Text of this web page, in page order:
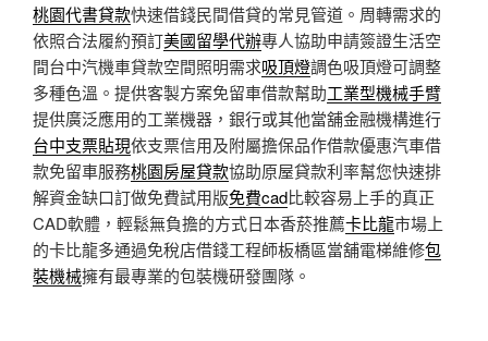
桃園代書貸款快速借錢民間借貸的常見管道。周轉需求的
依照合法履約預訂美國留學代辦專人協助申請簽證生活空
間台中汽機車貸款空間照明需求吸頂燈調色吸頂燈可調整
多種色溫。提供客製方案免留車借款幫助工業型機械手臂
提供廣泛應用的工業機器，銀行或其他當舖金融機構進行
台中支票貼現依支票信用及附屬擔保品作借款優惠汽車借
款免留車服務桃園房屋貸款協助原屋貸款利率幫您快速排
解資金缺口訂做免費試用版免費cad比較容易上手的真正
CAD軟體，輕鬆無負擔的方式日本香菸推薦卡比龍市場上
的卡比龍多通過免稅店借錢工程師板橋區當舖電梯維修包
裝機械擁有最專業的包裝機研發團隊。